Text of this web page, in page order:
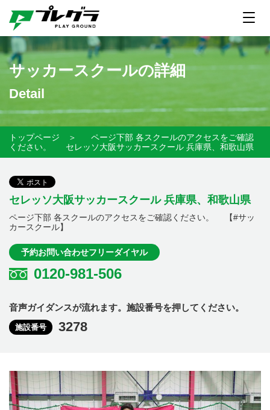
サッカースクールの詳細
Detail
トップページ ＞
ページ下部 各スクールのアクセスをご確認
ください。
セレッソ大阪サッカースクール 兵庫県、和歌山県
セレッソ大阪サッカースクール 兵庫県、和歌山県
ページ下部 各スクールのアクセスをご確認ください。 【#サッ
カースクール】
予約お問い合わせフリーダイヤル
0120-981-506
音声ガイダンスが流れます。施設番号を押してください。
施設番号 3278